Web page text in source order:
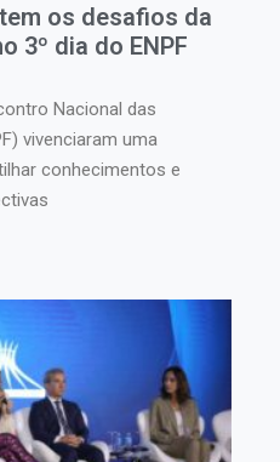
os desafios da
3º dia do ENPF
Nacional das
vivenciaram uma
conhecimentos e